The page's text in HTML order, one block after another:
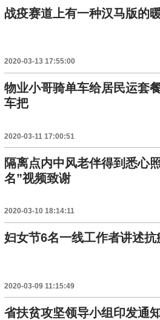
战疫赛道上有一种汉马版的
2020-03-13 17:55:00
物业小哥骑单车给居民运套
车把
2020-03-11 17:00:51
隔离点内中风老伴得到悉心
名”视频致谢
2020-03-10 18:14:11
妇女节6名一线工作者讲述抗
2020-03-09 11:15:49
省扶贫攻坚领导小组印发通